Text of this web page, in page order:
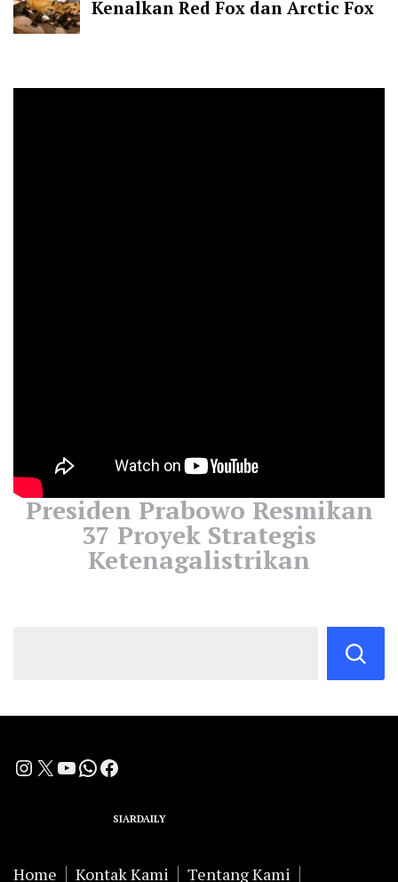
Presiden Prabowo Resmikan
37 Proyek Strategis
Ketenagalistrikan
Instagram
X YouTube
WhatsApp
Facebook
SIARDAILY
Home Kontak Kami Tentang Kami